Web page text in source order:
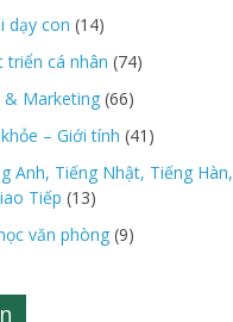
dạy con (14)
triển cá nhân (74)
& Marketing (66)
– Giới tính (41)
Anh, Tiếng Nhật, Tiếng Hàn,
Tiếp (13)
văn phòng (9)